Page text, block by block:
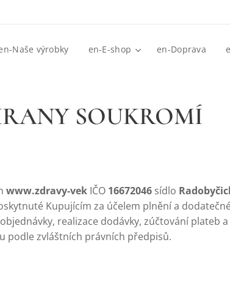
Naše výrobky en-E-shop en-Doprava
SOUKROMÍ
www.zdravy-vekIČO 16672046sídlo R
Kupujícím za účelem plnění a
realizace dodávky, zúčtování plateb
podle zvláštních právních předpisů.